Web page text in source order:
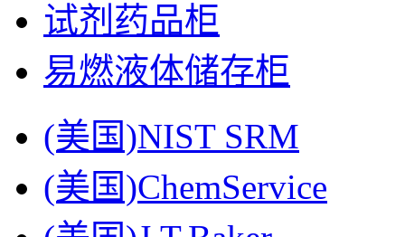
试剂药品柜
易燃液体储存柜
(美国)NIST SRM
(美国)ChemService